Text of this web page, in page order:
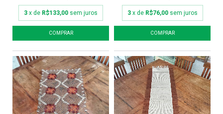
3 x de R$133,00 sem juros 3 x de R$76,00 sem juros